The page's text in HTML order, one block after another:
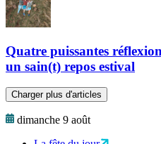
Quatre puissantes
un sain(t) repos estival
Charger plus d'articles
dimanche 9 août